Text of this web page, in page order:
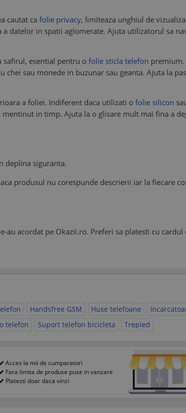
cautat ca folie privacy, limiteaza unghiul de
datelor in spatii aglomerate. Ajuta utilizatorul sa
safirul, esential pentru o folie sticla telefon premium.
chei sau monede in buzunar sau geanta. Ajuta la
a foliei. Indiferent daca utilizati o folie silicon
in timp. Ajuta la o glisare mult mai fina a
deplina siguranta.
produsul nu corespunde descrierii iar la fiecare
acordat pe Okazii.ro. Preferi sa platesti cu cardul
Handsfree GSM Huse telefoane
telefon Suport telefon bicicleta Trepied
Acces la mii de cumparatori
Fara limita de produse puse in vanzare
Platesti doar daca vinzi